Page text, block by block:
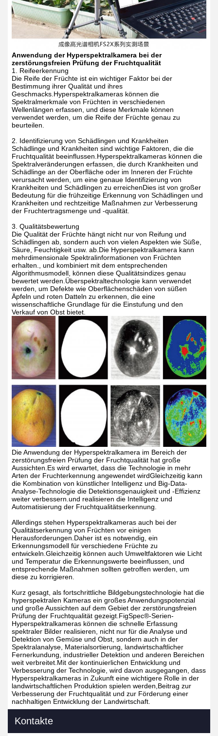
Anwendung der Hyperspektralkamera bei der
zerstörungsfreien Prüfung der Fruchtqualität
1. Reifeerkennung
Die Reife der Früchte ist ein wichtiger Faktor bei der
Bestimmung ihrer Qualität und ihres
Geschmacks.Hyperspektralkameras können die
Spektralmerkmale von Früchten in verschiedenen
Wellenlängen erfassen, und diese Merkmale können
verwendet werden, um die Reife der Früchte genau zu
beurteilen.
2. Identifizierung von Schädlingen und Krankheiten
Schädlinge und Krankheiten sind wichtige Faktoren, die die
Fruchtqualität beeinflussen.Hyperspektralkameras können die
Spektralveränderungen erfassen, die durch Krankheiten und
Schädlinge an der Oberfläche oder im Inneren der Früchte
verursacht werden, um eine genaue Identifizierung von
Krankheiten und Schädlingen zu erreichenDies ist von großer
Bedeutung für die frühzeitige Erkennung von Schädlingen und
Krankheiten und rechtzeitige Maßnahmen zur Verbesserung
der Fruchtertragsmenge und -qualität.
3. Qualitätsbewertung
Die Qualität der Früchte hängt nicht nur von Reifung und
Schädlingen ab, sondern auch von vielen Aspekten wie Süße,
Säure, Feuchtigkeit usw. ab.Die Hyperspektralkamera kann
mehrdimensionale Spektralinformationen von Früchten
erhalten., und kombiniert mit dem entsprechenden
Algorithmusmodell, können diese Qualitätsindizes genau
bewertet werden.Überspektraltechnologie kann verwendet
werden, um Defekte wie Oberflächenschäden von süßen
Äpfeln und roten Datteln zu erkennen, die eine
wissenschaftliche Grundlage für die Einstufung und den
Verkauf von Obst bietet.
Die Anwendung der Hyperspektralkamera im Bereich der
zerstörungsfreien Prüfung der Fruchtqualität hat große
Aussichten.Es wird erwartet, dass die Technologie in mehr
Arten der Fruchterkennung angewendet wirdGleichzeitig kann
die Kombination von künstlicher Intelligenz und Big-Data-
Analyse-Technologie die Detektionsgenauigkeit und -Effizienz
weiter verbessern.und realisieren die Intelligenz und
Automatisierung der Fruchtqualitätserkennung.
Allerdings stehen Hyperspektralkameras auch bei der
Qualitätserkennung von Früchten vor einigen
Herausforderungen.Daher ist es notwendig, ein
Erkennungsmodell für verschiedene Früchte zu
entwickeln.Gleichzeitig können auch Umweltfaktoren wie Licht
und Temperatur die Erkennungswerte beeinflussen, und
entsprechende Maßnahmen sollten getroffen werden, um
diese zu korrigieren.
Kurz gesagt, als fortschrittliche Bildgebungstechnologie hat die
hyperspektralen Kameras ein großes Anwendungspotenzial
und große Aussichten auf dem Gebiet der zerstörungsfreien
Prüfung der Fruchtqualität gezeigt.FigSpec®-Serien-
Hyperspektralkameras können die schnelle Erfassung
spektraler Bilder realisieren, nicht nur für die Analyse und
Detektion von Gemüse und Obst, sondern auch in der
Spektralanalyse, Materialsortierung, landwirtschaftlicher
Fernerkundung, industrieller Detektion und anderen Bereichen
weit verbreitet.Mit der kontinuierlichen Entwicklung und
Verbesserung der Technologie, wird davon ausgegangen, dass
Hyperspektralkameras in Zukunft eine wichtigere Rolle in der
landwirtschaftlichen Produktion spielen werden,Beitrag zur
Verbesserung der Fruchtqualität und zur Förderung einer
nachhaltigen Entwicklung der Landwirtschaft.
Kontakte